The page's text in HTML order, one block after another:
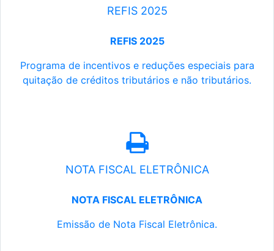
REFIS 2025
REFIS 2025
Programa de incentivos e reduções especiais para
quitação de créditos tributários e não tributários.
NOTA FISCAL ELETRÔNICA
NOTA FISCAL ELETRÔNICA
Emissão de Nota Fiscal Eletrônica.